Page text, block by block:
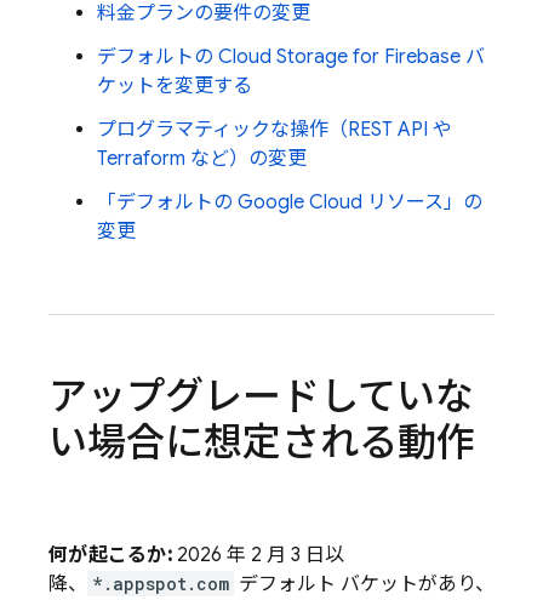
料金プランの要件の変更
デフォルトの Cloud Storage for Firebase バ
ケットを変更する
プログラマティックな操作（REST API や
Terraform など）の変更
「デフォルトの Google Cloud リソース」の
変更
アップグレードしていな
い場合に想定される動作
何が起こるか: 2026 年 2 月 3 日 以
降、
*.appspot.com デフォルト バケットがあり、